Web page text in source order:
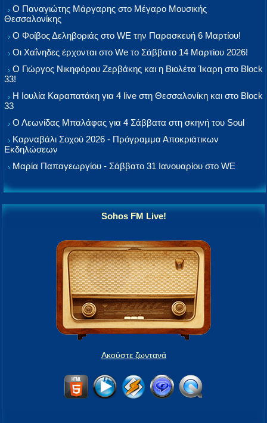
Ο Παναγιώτης Μάργαρης στο Μέγαρο Μουσικής
Θεσσαλονίκης
Ο Φοίβος Δεληβοριάς στο WE την Παρασκευή 6 Μαρτίου!
Οι Χαΐνηδες έρχονται στο We το Σάββατο 14 Μαρτίου 2026!
Ο Γιώργος Νικηφόρου Ζερβάκης και η Βιολέτα Ίκαρη στο Block
33!
Η Ιουλία Καραπατάκη για 4 live στη Θεσσαλονίκη και στο Block
33
Ο Λεωνίδας Μπαλάφας για 4 Σάββατα στη σκηνή του Soul
Καρναβάλι Σοχού 2026 - Πρόγραμμα Αποκριάτικων
Εκδηλώσεων
Μαρία Παπαγεωργίου - Σάββατο 31 Ιανουαρίου στο WE
Sohos FM Live!
Ακούστε ζωντανά